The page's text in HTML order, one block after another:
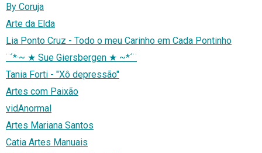
By Coruja
Arte da Elda
Lia Ponto Cruz - Todo o meu Carinho em Cada Pontinho
¨´*·~ ★ Sue Giersbergen ★ ~*´¨
Tania Forti - "Xô depressão"
Artes com Paixão
vidAnormal
Artes Mariana Santos
Catia Artes Manuais